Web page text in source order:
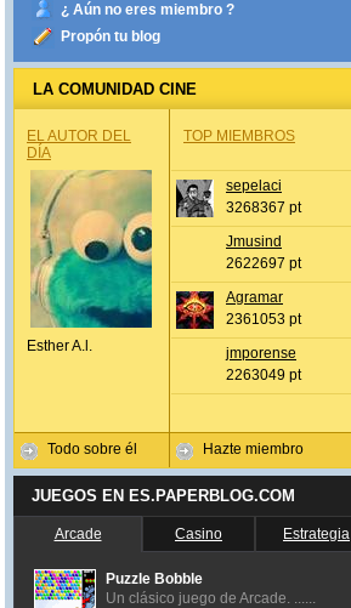
¿ Aún no eres miembro ?
Propón tu blog
LA COMUNIDAD CINE
EL AUTOR DEL
DÍA
Esther A.l.
Todo sobre él
TOP MIEMBROS
sepelaci
3268367 pt
Jmusind
2622697 pt
Agramar
2361053 pt
jmporense
2263049 pt
Hazte miembro
JUEGOS EN ES.PAPERBLOG.COM
Arcade Casino Estrategia
Puzzle Bobble
Un clásico juego de Arcade. ......